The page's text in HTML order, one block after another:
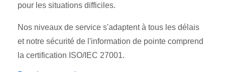
pour les situations difficiles.
Nos niveaux de service s'adaptent à tous les délais
et notre sécurité de l'information de pointe comprend
la certification ISO/IEC 27001.